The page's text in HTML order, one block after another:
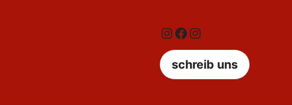
Instagram
Facebook
Instagram
schreib uns